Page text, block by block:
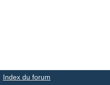
Index du forum